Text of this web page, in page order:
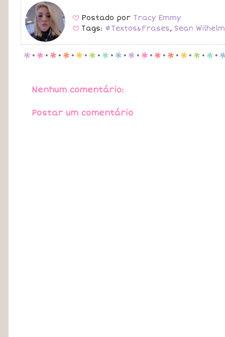
B Postado por Tracy Emmy
B Tags: #Textos&Frases, Sean Wilhelm
p . p . p . p . p . p . p . p . p . p . p . p . p . p . p .
Nenhum comentário:
Postar um comentário